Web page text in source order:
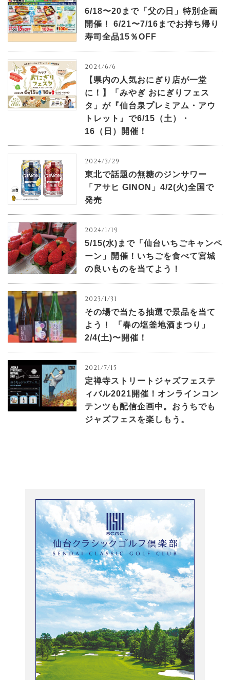
6/18〜20まで「父の日」特別企画
開催！ 6/21〜7/16までお持ち帰り
寿司全品15％OFF
2024/6/6
【県内の人気おにぎり店が一堂
に！】「みやぎ おにぎりフェス
タ」が『仙台泉プレミアム・アウ
トレット』で6/15（土）・
16（日）開催！
2024/3/29
東北で話題の無糖のジンサワー
「アサヒ GINON」4/2(火)全国で
発売
2024/1/19
5/15(水)まで「仙台いちごキャンペ
ーン」開催！いちごを食べて宮城
の良いものを当てよう！
2023/1/31
その場で当たる抽選で景品を当て
よう！ 「春の塩釜地酒まつり」
2/4(土)〜開催！
2021/7/15
定禅寺ストリートジャズフェステ
ィバル2021開催！オンラインコン
テンツも配信企画中。おうちでも
ジャズフェスを楽しもう。